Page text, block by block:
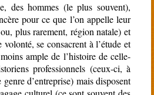
des hommes (le plus souvent),
pour ce que l’on appelle leur
plus rarement, région natale) et
se consacrent à l’étude et
ample de l’histoire de celle-
professionnels (ceux-ci, à
d’entreprise) mais disposent